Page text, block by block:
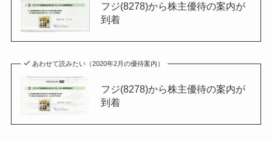
フジ(8278)から株主優待の案内が
到着
あわせて読みたい（2020年2月の優待案内）
フジ(8278)から株主優待の案内が
到着